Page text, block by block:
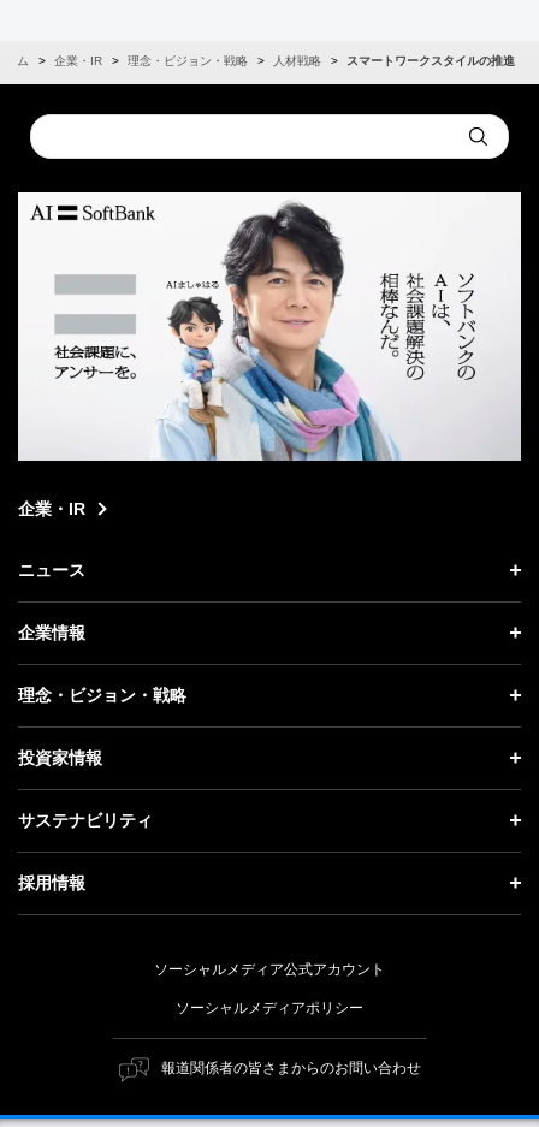
ーム 企業・IR 理念・ビジョン・戦略 人材戦略 スマートワークスタイルの推進
Conduct
a
Submit
企業・IR
ニュース
ニュース トップ
プレスリリース
更新情報
記者説明会
企業情報
企業情報 トップ
社長メッセージ
事業紹介
ガバナンス
理念・ビジョン・戦略
理念・ビジョン・戦略 トップ
成長戦略「Activate AI for Society」
人材戦略
投資家情報
投資家情報 トップ
経営方針
個人投資家の皆さまへ
株式と社債について
サステナビリティ
サステナビリティ トップ
トップメッセージ
ESG方針・体制
マテリアリティ（重要課題）
ESGの主な取り組み
採用情報
障がい者採用
ソーシャルメディア公式アカウント
ソーシャルメディアポリシー
報道関係者の皆さまからのお問い合わせ